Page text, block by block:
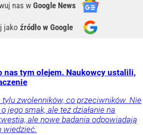
nas w Google News
jako źródło w Google
nas tym olejem. Naukowcy ustalili,
zwolenników, co przeciwników. Nie
jego smak, ale też działanie na
ale nowe badania odpowiadają
wiedzieć.